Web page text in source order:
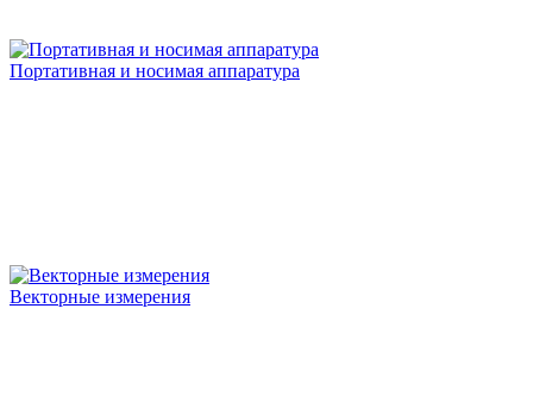
Портативная и носимая аппаратура
Векторные измерения